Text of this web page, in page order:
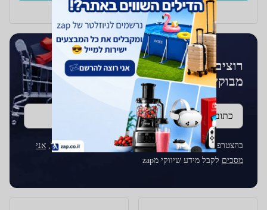
ב- Zap ב- Zap
רוצים לקבל עדכונים על מוצרים
מבוקשים?
כתובת דוא''ל
בהצטרפותך לרשימת התפוצה על ידי הכנסת כתובת הדוא"ל, אני
מסכים לקבל מידע שיווקי מzap